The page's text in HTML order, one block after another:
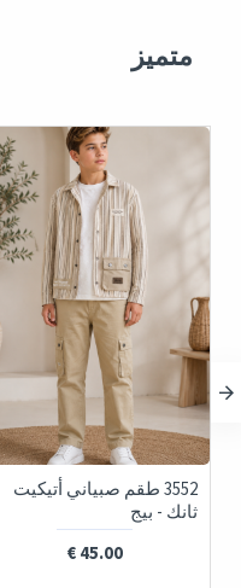
متميز
3552 طقم صبياني أتيكيت
ثانك - بيج
45.00 €